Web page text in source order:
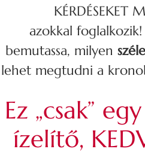
KÉRDÉSEKET
azokkal
bemutassa, milyen
lehet megtudni a
Ez „csak”
ízelítő,